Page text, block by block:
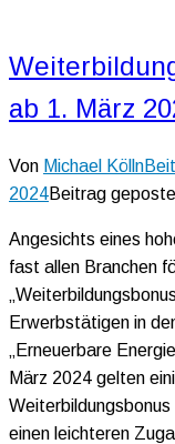
ab 1. März
Von Michael Kölln
2024Beitrag
Angesichts eines
fast allen Branchen
Erwerbstätigen in
„Erneuerbare
März 2024 gelten
einen leichteren